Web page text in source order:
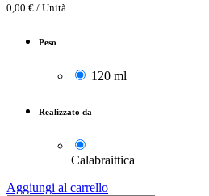
0,00 € / Unità
Peso
120 ml
Realizzato da
Calabraittica
Aggiungi al carrello